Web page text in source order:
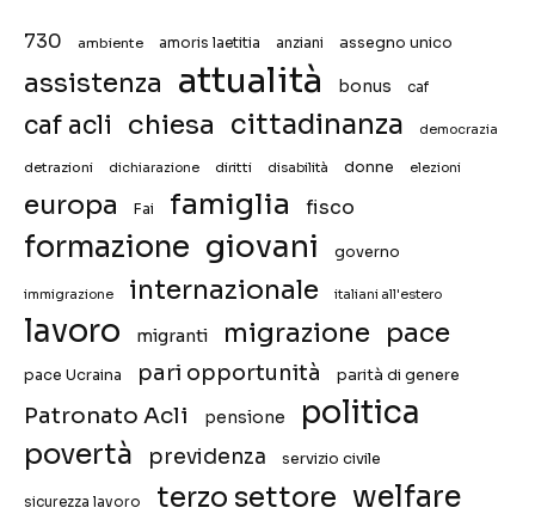
730 ambiente amoris laetitia anziani assegno unico
assistenza attualità bonus caf
caf acli chiesa cittadinanza democrazia
detrazioni dichiarazione diritti disabilità donne elezioni
europa Fai famiglia fisco
formazione giovani governo
immigrazione internazionale italiani all'estero
lavoro migranti migrazione pace
pace Ucraina pari opportunità parità di genere
Patronato Acli pensione politica
povertà previdenza servizio civile
sicurezza lavoro terzo settore welfare